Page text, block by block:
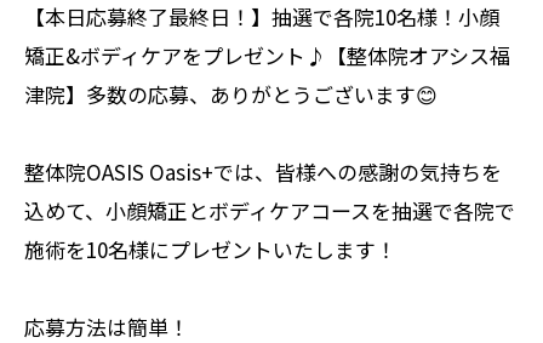
【本日応募終了最終日！】抽選で各院10名様！小顔
矯正&ボディケアをプレゼント♪【整体院オアシス福
津院】多数の応募、ありがとうございます😊
整体院OASIS Oasis+では、皆様への感謝の気持ちを
込めて、小顔矯正とボディケアコースを抽選で各院で
施術を10名様にプレゼントいたします！
応募方法は簡単！